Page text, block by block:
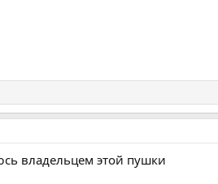
владельцем этой пушки